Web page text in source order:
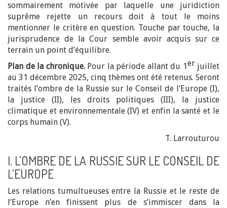
sommairement motivée par laquelle une juridiction
suprême rejette un recours doit à tout le moins
mentionner le critère en question. Touche par touche, la
jurisprudence de la Cour semble avoir acquis sur ce
terrain un point d’équilibre.
Plan de la chronique.Pour la période allant du 1er juillet
au 31 décembre 2025, cinq thèmes ont été retenus. Seront
traités l’ombre de la Russie sur le Conseil de l’Europe (I),
la justice (II), les droits politiques (III), la justice
climatique et environnementale (IV) et enfin la santé et le
corps humain (V).
T. Larrouturou
I. L’OMBRE DE LA RUSSIE SUR LE CONSEIL DE
L’EUROPE
Les relations tumultueuses entre la Russie et le reste de
l’Europe n’en finissent plus de s’immiscer dans la